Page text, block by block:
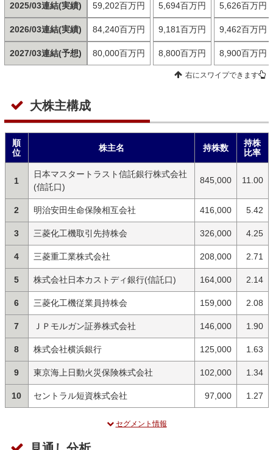
2025/03連結(実績)
2026/03連結(実績)
2027/03連結(予想)
59,202百万円
84,240百万円
80,000百万円
5,694百万円
9,181百万円
8,800百万円
5,626百万円
9,462百万円
8,900百万円
右にスワイプできます
大株主構成
順
位
株主名 持株数
持株
比率
1
日本マスタートラスト信託銀行株式会社
(信託口)
845,000 11.00
2 明治安田生命保険相互会社 416,000 5.42
3 三菱化工機取引先持株会 326,000 4.25
4 三菱重工業株式会社 208,000 2.71
5 株式会社日本カストディ銀行(信託口) 164,000 2.14
6 三菱化工機従業員持株会 159,000 2.08
7 ＪＰモルガン証券株式会社 146,000 1.90
8 株式会社横浜銀行 125,000 1.63
9 東京海上日動火災保険株式会社 102,000 1.34
10 セントラル短資株式会社 97,000 1.27
セグメント情報